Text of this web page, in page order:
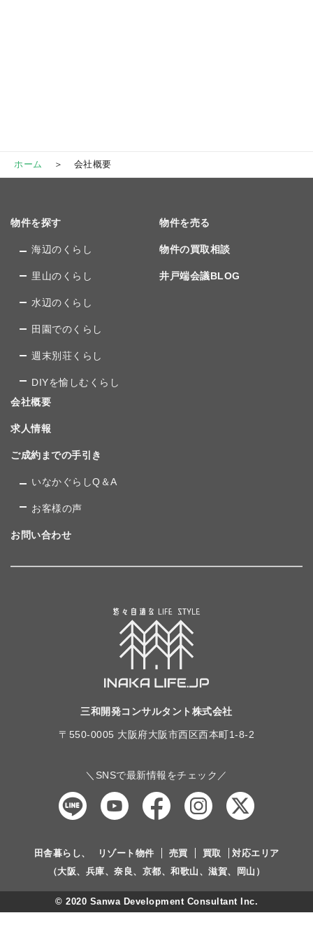
ホーム 会社概要
三和開発コンサルタント株式会社
〒550-0005 大阪府大阪市西区西本町1-8-2
＼SNSで最新情報をチェック／
物件を探す
海辺のくらし
里山のくらし
水辺のくらし
田園でのくらし
週末別荘くらし
DIYを愉しむくらし
物件を売る
物件の買取相談
井戸端会議BLOG
会社概要
求人情報
ご成約までの手引き
いなかぐらしQ＆A
お客様の声
お問い合わせ
田舎暮らし、 リゾート物件 売買 買取
対応エリア
（大阪、兵庫、奈良、京都、和歌山、滋賀、岡山）
© 2020 Sanwa Development Consultant Inc.